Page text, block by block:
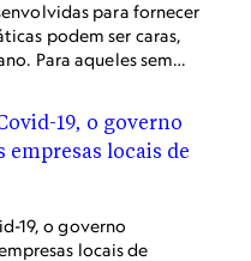
para fornecer
podem ser caras,
Para aqueles sem
anos e ajudam a
humana básica.
19, o governo
locais de